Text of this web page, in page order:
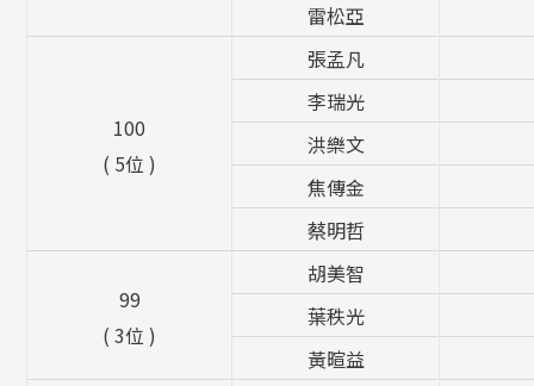
雷松亞
100
( 5位 )
張孟凡
李瑞光
洪樂文
焦傳金
蔡明哲
99
( 3位 )
胡美智
葉秩光
黃暄益